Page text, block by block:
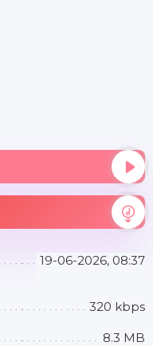
19-06-2026, 08:37
320 kbps
8.3 MB